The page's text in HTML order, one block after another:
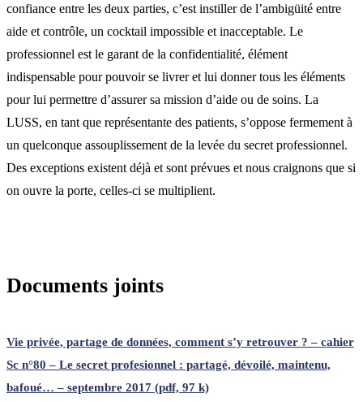
confiance entre les deux parties, c’est instiller de l’ambigüité entre
aide et contrôle, un cocktail impossible et inacceptable. Le
professionnel est le garant de la confidentialité, élément
indispensable pour pouvoir se livrer et lui donner tous les éléments
pour lui permettre d’assurer sa mission d’aide ou de soins. La
LUSS, en tant que représentante des patients, s’oppose fermement à
un quelconque assouplissement de la levée du secret professionnel.
Des exceptions existent déjà et sont prévues et nous craignons que si
on ouvre la porte, celles-ci se multiplient.
Documents joints
Vie privée, partage de données, comment s’y retrouver ? – cahier
Sc n°80 – Le secret profesionnel : partagé, dévoilé, maintenu,
bafoué… – septembre 2017 (pdf, 97 k)